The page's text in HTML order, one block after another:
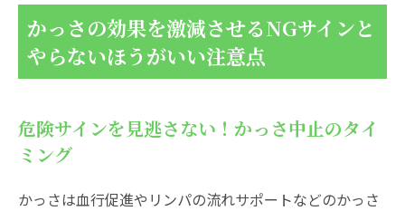
かっさの効果を激減させるNGサインと
やらないほうがいい注意点
危険サインを見逃さない！かっさ中止のタイ
ミング
かっさは血行促進やリンパの流れサポートなどのかっさ